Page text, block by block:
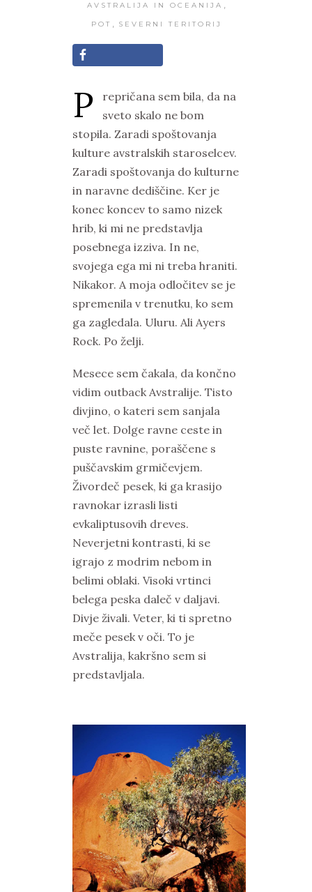
AVSTRALIJA IN OCEANIJA
POT SEVERNI TERITORIJ
P
repričana sem bila, da na
sveto skalo ne bom
stopila. Zaradi spoštovanja
kulture avstralskih staroselcev.
Zaradi spoštovanja do kulturne
in naravne dediščine. Ker je
konec koncev to samo nizek
hrib, ki mi ne predstavlja
posebnega izziva. In ne,
svojega ega mi ni treba hraniti.
Nikakor. A moja odločitev se je
spremenila v trenutku, ko sem
ga zagledala. Uluru. Ali Ayers
Rock. Po želji.
Mesece sem čakala, da končno
vidim outback Avstralije. Tisto
divjino, o kateri sem sanjala
več let. Dolge ravne ceste in
puste ravnine, poraščene s
puščavskim grmičevjem.
Živordeč pesek, ki ga krasijo
ravnokar izrasli listi
evkaliptusovih dreves.
Neverjetni kontrasti, ki se
igrajo z modrim nebom in
belimi oblaki. Visoki vrtinci
belega peska daleč v daljavi.
Divje živali. Veter, ki ti spretno
meče pesek v oči. To je
Avstralija, kakršno sem si
predstavljala.